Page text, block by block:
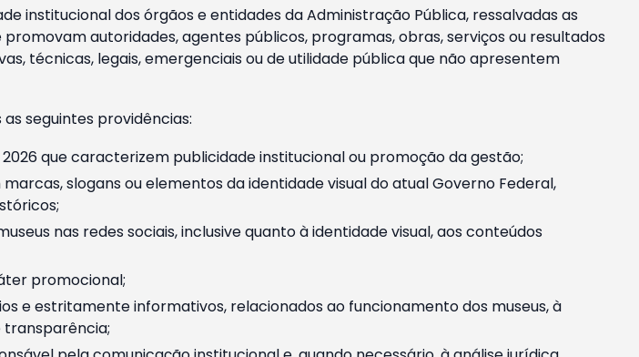
institucional dos órgãos e entidades da Administração Pública, ressalvadas as
autoridades, agentes públicos, programas, obras, serviços ou resultados
técnicas, legais, emergenciais ou de utilidade pública que não apresentem
seguintes providências:
que caracterizem publicidade institucional ou promoção da gestão;
slogans ou elementos da identidade visual do atual Governo Federal,
nas redes sociais, inclusive quanto à identidade visual, aos conteúdos
promocional;
e estritamente informativos, relacionados ao funcionamento dos museus, à
transparência;